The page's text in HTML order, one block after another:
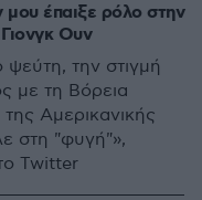
έπαιξε ρόλο στην
Ουν
την στιγμή
με τη Βόρεια
Αμερικανικής
στη "φυγή"»,
Twitter